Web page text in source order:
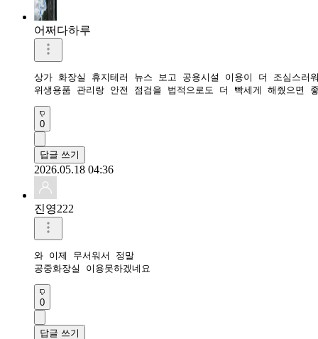
어쩌다하루
상가 화장실 휴지테러 뉴스 보고 공용시설 이용이 더 조심스
위생용품 관리랑 안전 점검을 법적으로도 더 빡세게 해줬으
0
답글 쓰기
2026.05.18 04:36
진영222
와 이제 무서워서 정말
공중화장실 이용못하겠네요
0
답글 쓰기